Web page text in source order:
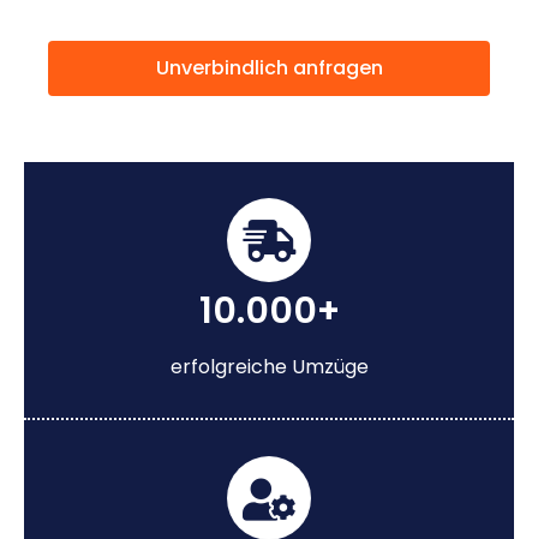
Unverbindlich anfragen
10.000+
erfolgreiche Umzüge